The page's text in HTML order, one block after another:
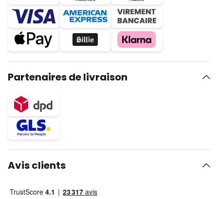
Partenaires de livraison
Avis clients